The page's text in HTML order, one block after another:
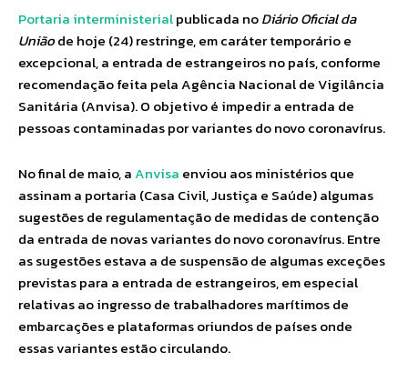
Portaria interministerialpublicada noDiário Oficial da
Uniãode hoje (24) restringe, em caráter temporário e
excepcional, a entrada de estrangeiros no país, conforme
recomendação feita pela Agência Nacional de Vigilância
Sanitária (Anvisa). O objetivo é impedir a entrada de
pessoas contaminadas por variantes do novo coronavírus.
No final de maio, aAnvisa enviou aos ministérios que
assinam a portaria (Casa Civil, Justiça e Saúde) algumas
sugestões de regulamentação de medidas de contenção
da entrada de novas variantes do novo coronavírus. Entre
as sugestões estava a de suspensão de algumas exceções
previstas para a entrada de estrangeiros, em especial
relativas ao ingresso de trabalhadores marítimos de
embarcações e plataformas oriundos de países onde
essas variantes estão circulando.